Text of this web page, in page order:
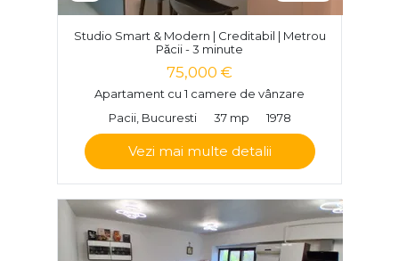
Studio Smart & Modern | Creditabil | Metrou
Păcii - 3 minute
75,000 €
Apartament cu 1 camere de vânzare
Pacii, Bucuresti
37 mp 1978
Vezi mai multe detalii